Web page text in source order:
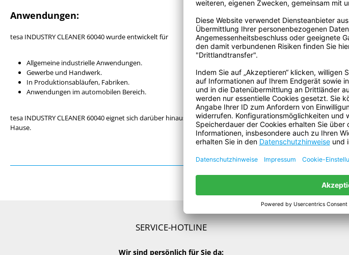
Anwendungen:
tesa INDUSTRY CLEANER 60040 wurde entwickelt für
Allgemeine industrielle Anwendungen.
Gewerbe und Handwerk.
In Produktionsabläufen, Fabriken.
Anwendungen im automobilen Bereich.
tesa INDUSTRY CLEANER 60040 eignet sich darüber hinaus für Anwendungen im täglichen Gebrauch zu
Hause.
SERVICE-HOTLINE
Wir sind persönlich für Sie da: